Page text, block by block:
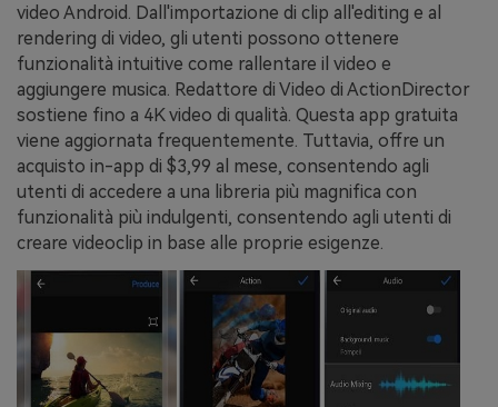
video Android. Dall'importazione di clip all'editing e al
rendering di video, gli utenti possono ottenere
funzionalità intuitive come rallentare il video e
aggiungere musica. Redattore di Video di ActionDirector
sostiene fino a 4K video di qualità. Questa app gratuita
viene aggiornata frequentemente. Tuttavia, offre un
acquisto in-app di $3,99 al mese, consentendo agli
utenti di accedere a una libreria più magnifica con
funzionalità più indulgenti, consentendo agli utenti di
creare videoclip in base alle proprie esigenze.